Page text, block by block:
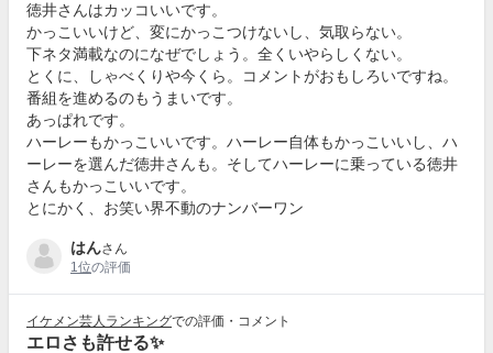
徳井さんはカッコいいです。
かっこいいけど、変にかっこつけないし、気取らない。
下ネタ満載なのになぜでしょう。全くいやらしくない。
とくに、しゃべくりや今くら。コメントがおもしろいですね。
番組を進めるのもうまいです。
あっぱれです。
ハーレーもかっこいいです。ハーレー自体もかっこいいし、ハ
ーレーを選んだ徳井さんも。そしてハーレーに乗っている徳井
さんもかっこいいです。
とにかく、お笑い界不動のナンバーワン
はんさん
1位の評価
イケメン芸人ランキングでの評価・コメント
エロさも許せる✨